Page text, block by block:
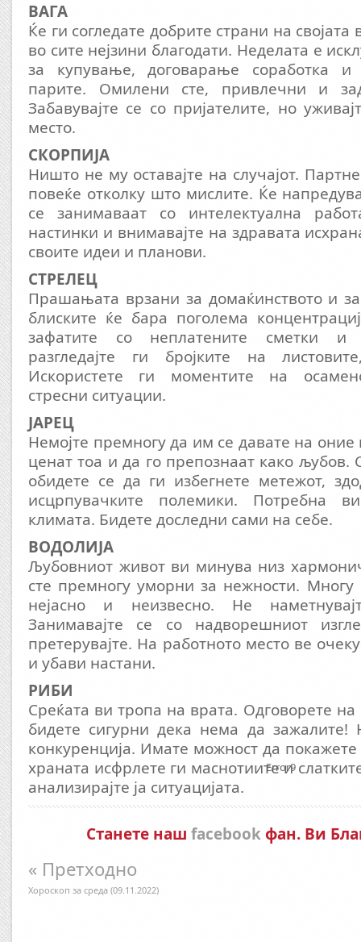
ВАГА
Ќе ги согледате добрите страни на
во сите нејзини благодати. Неделата е
за купување, договарање соработка и
парите. Омилени сте, привлечни и
Забавувајте се со пријателите, но
место.
СКОРПИЈА
Ништо не му оставајте на случајот.
повеќе отколку што мислите. Ќе
се занимаваат со интелектуална
настинки и внимавајте на здравата
своите идеи и планови.
СТРЕЛЕЦ
Прашањата врзани за домаќинството и
блиските ќе бара поголема
зафатите со неплатените сметки и
разгледајте ги бројките на
Искористете ги моментите на
стресни ситуации.
ЈАРЕЦ
Немојте премногу да им се давате на оние
ценат тоа и да го препознаат како љубов.
обидете се да ги избегнете метежот,
исцрпувачките полемики. Потребна
климата. Бидете доследни сами на себе.
ВОДОЛИЈА
Љубовниот живот ви минува низ
сте премногу уморни за нежности.
нејасно и неизвесно. Не
Занимавајте се со надворешниот
претерувајте. На работното место ве
и убави настани.
РИБИ
Среќата ви тропа на врата. Одговорете на
бидете сигурни дека нема да зажалите!
конкуренција. Имате можност да покажете
храната исфрлете ги маснотиите и
анализирајте ја ситуацијата.
Станете наш facebookфан. Ви
« Претходно
Хороскоп за среда (09.11.2022)
Error9